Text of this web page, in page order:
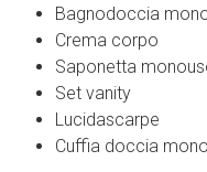
Bagnodoccia
Crema corpo
Saponetta
Set vanity
Lucidascarpe
Cuffia doccia